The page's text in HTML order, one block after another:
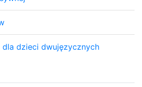
dla dzieci dwujęzycznych